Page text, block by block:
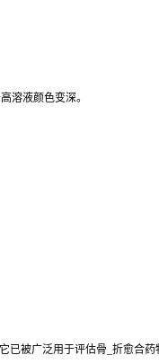
溶液颜色变深。
被广泛用于评估骨_折愈合药